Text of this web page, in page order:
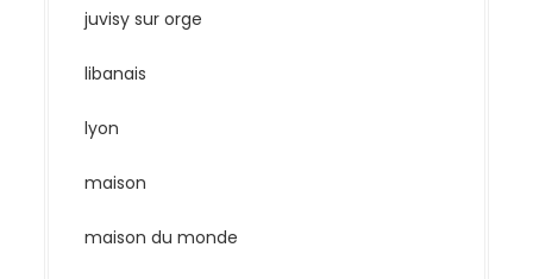
juvisy sur orge
libanais
lyon
maison
maison du monde